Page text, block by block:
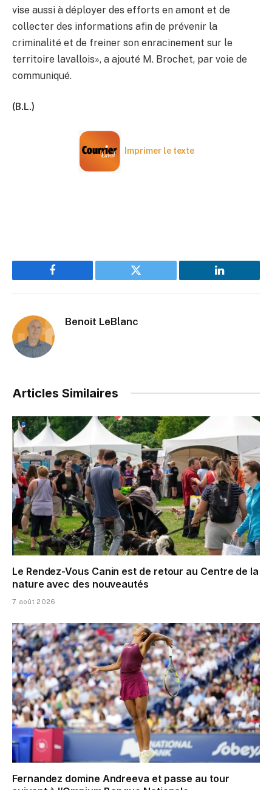
vise aussi à déployer des efforts en amont et de
collecter des informations afin de prévenir la
criminalité et de freiner son enracinement sur le
territoire lavallois», a ajouté M. Brochet, par voie de
communiqué.
(B.L.)
Imprimer le texte
Facebook Twitter LinkedIn
Benoit LeBlanc
Articles Similaires
Le Rendez-Vous Canin est de retour au Centre de la
nature avec des nouveautés
7 août 2026
Fernandez domine Andreeva et passe au tour